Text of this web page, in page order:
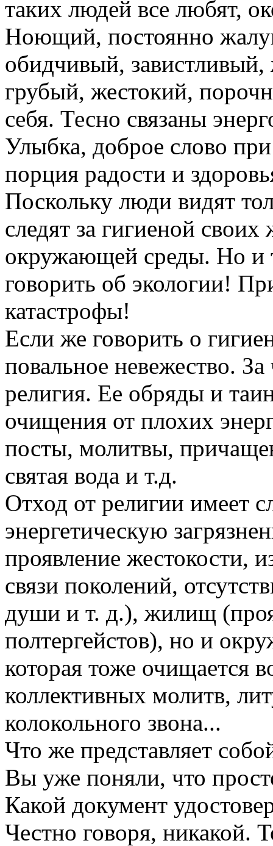
таких людей все любят,
Ноющий, постоянно
обидчивый,
грубый, жестокий,
себя. Тесно связаны
Улыбка, доброе слово
порция радости и
Поскольку люди видят
следят за гигиеной
окружающей среды. Но и
говорить об экологии!
катастрофы!
Если же говорить о
повальное невежество.
религия. Ее обряды и
очищения от плохих
посты, молитвы,
святая вода и т.д.
Отход от религии имеет
энергетическую
проявление жестокости,
связи поколений,
души и т. д.), жилищ
полтергейстов), но и
которая тоже очищается
коллективных молитв,
колокольного звона...
Что же представляет
Вы уже поняли, что
Какой документ
Честно говоря, никакой.